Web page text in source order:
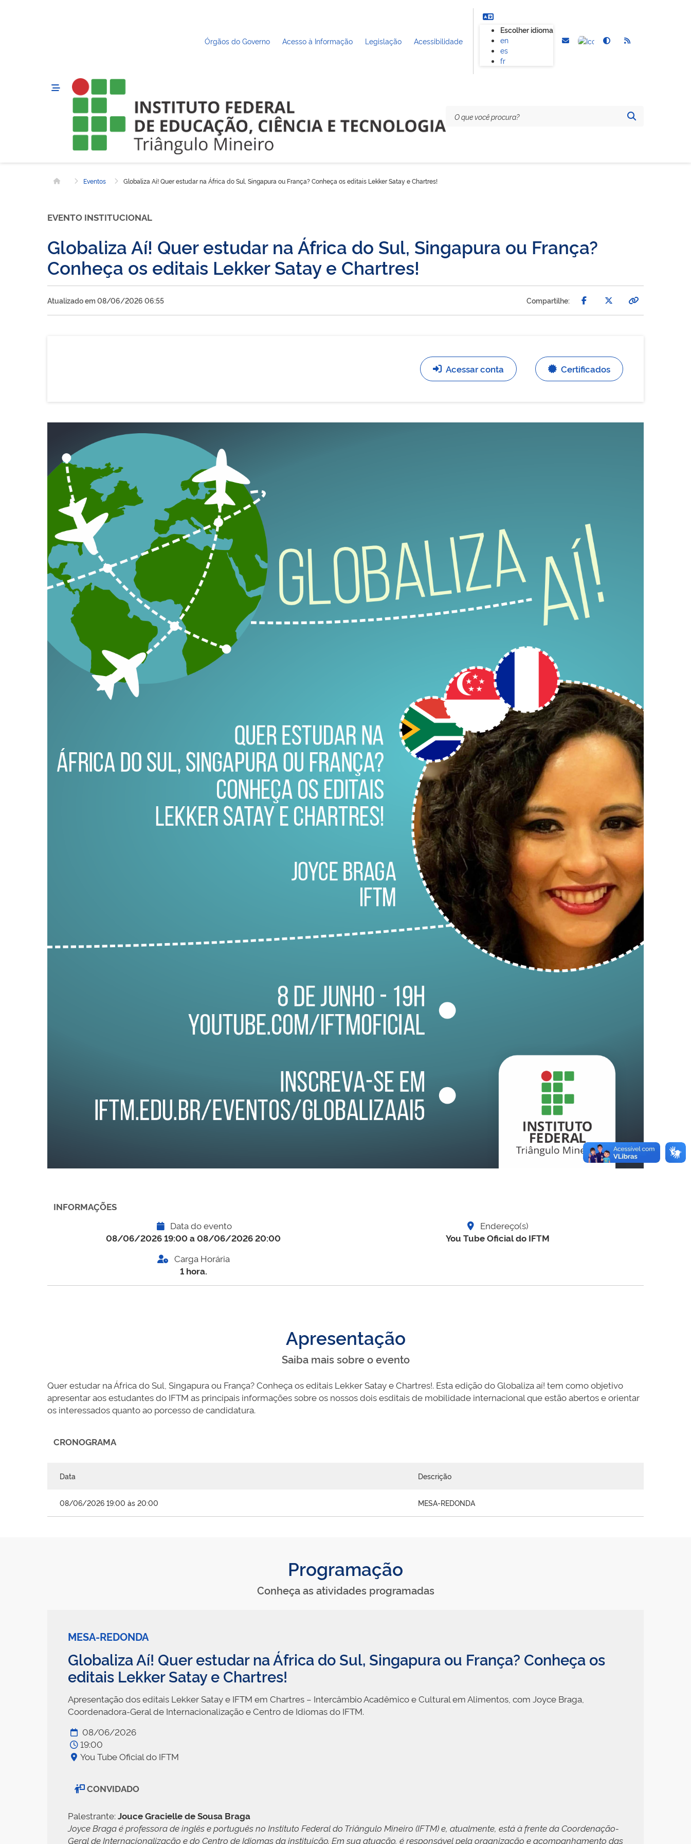
Órgãos do Governo Acesso à Informação Legislação Acessibilidade
Escolher idioma
en
es
fr
Página inicial
Eventos Globaliza Aí! Quer estudar na África do Sul, Singapura ou França? Conheça os editais Lekker Satay e Chartres!
EVENTO INSTITUCIONAL
Globaliza Aí! Quer estudar na África do Sul, Singapura ou França?
Conheça os editais Lekker Satay e Chartres!
Atualizado em 08/06/2026 06:55 Compartilhe:
Acessar conta Certificados
INFORMAÇÕES
Data do evento
08/06/2026 19:00 a 08/06/2026 20:00
Endereço(s)
You Tube Oficial do IFTM
Carga Horária
1 hora.
Apresentação
Saiba mais sobre o evento
Quer estudar na África do Sul, Singapura ou França? Conheça os editais Lekker Satay e Chartres!. Esta edição do Globaliza aí! tem como objetivo
apresentar aos estudantes do IFTM as principais informações sobre os nossos dois esditais de mobilidade internacional que estão abertos e orientar
os interessados quanto ao porcesso de candidatura.
CRONOGRAMA
Data Descrição
08/06/2026 19:00 às 20:00 MESA-REDONDA
Programação
Conheça as atividades programadas
MESA-REDONDA
Globaliza Aí! Quer estudar na África do Sul, Singapura ou França? Conheça os
editais Lekker Satay e Chartres!
Apresentação dos editais Lekker Satay e IFTM em Chartres – Intercâmbio Acadêmico e Cultural em Alimentos, com Joyce Braga,
Coordenadora-Geral de Internacionalização e Centro de Idiomas do IFTM.
08/06/2026
19:00
You Tube Oficial do IFTM
CONVIDADO
Palestrante: Jouce Gracielle de Sousa Braga
Joyce Braga é professora de inglês e português no Instituto Federal do Triângulo Mineiro (IFTM) e, atualmente, está à frente da Coordenação-
Geral de Internacionalização e do Centro de Idiomas da instituição. Em sua atuação, é responsável pela organização e acompanhamento das